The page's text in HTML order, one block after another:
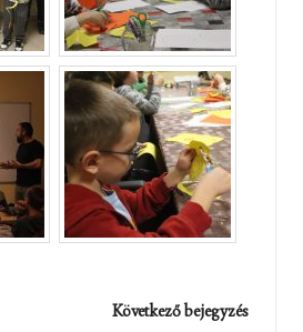
Következő bejegyzés